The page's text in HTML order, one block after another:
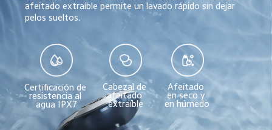
afeitado extraíble permite un lavado rápido sin dejar
pelos sueltos.
Certificación de
resistencia al
agua IPX7
Cabezal de
afeitado
extraíble
Afeitado
en seco y
en húmedo